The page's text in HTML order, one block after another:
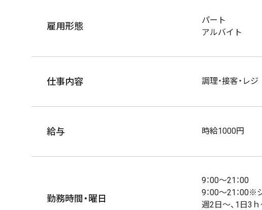
雇用形態
パート
アルバイト
仕事内容 調理・接客・レジ
給与 時給1000円
勤務時間・曜日
9：00～21：00
9：00～21：00※
週2日～、1日3